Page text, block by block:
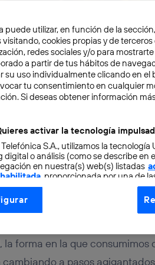
4 min
las
la forma en la que
a pasos
puede utilizar, en función de la
visitando, cookies propias y de
redes sociales y/o para
a partir de tus hábitos de
su uso individualmente clicando en el
tu consentimiento en cualquier
Si deseas obtener información
activar la tecnología
S.A., utilizamos la
digital o análisis (como se describe
en nuestra(s) web(s) listadas
, proporcionada por una de
consentimiento en cada página web).
Utiq está diseñada con la
tu dirección IP y otra información de
a la conexión que utilizas (p. ej.,